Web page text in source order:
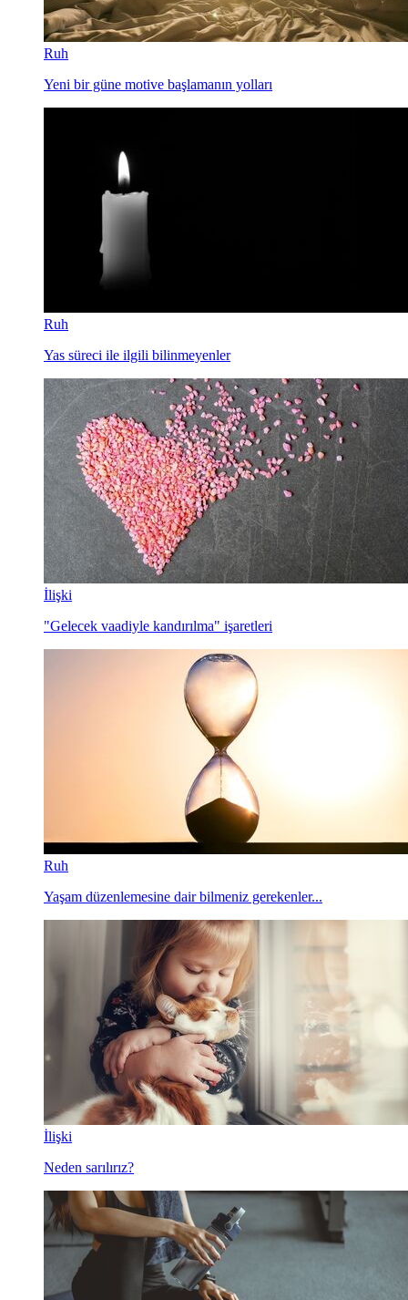
Ruh
Yeni bir güne motive başlamanın yolları
Ruh
Yas süreci ile ilgili bilinmeyenler
İlişki
"Gelecek vaadiyle kandırılma" işaretleri
Ruh
Yaşam düzenlemesine dair bilmeniz gerekenler...
İlişki
Neden sarılırız?